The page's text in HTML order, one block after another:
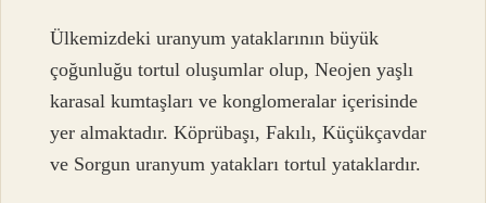
Ülkemizdeki uranyum yataklarının büyük
çoğunluğu tortul oluşumlar olup, Neojen yaşlı
karasal kumtaşları ve konglomeralar içerisinde
yer almaktadır. Köprübaşı, Fakılı, Küçükçavdar
ve Sorgun uranyum yatakları tortul yataklardır.